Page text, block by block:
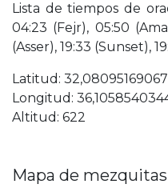
Lista de tiempos de
04:23 (Fejr), 05:50
(Asser), 19:33 (Sunset),
Latitud:
Longitud:
Altitud: 622
Mapa de